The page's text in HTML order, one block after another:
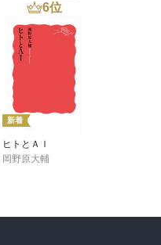
6位
新着
ヒトとＡＩ
岡野原大輔